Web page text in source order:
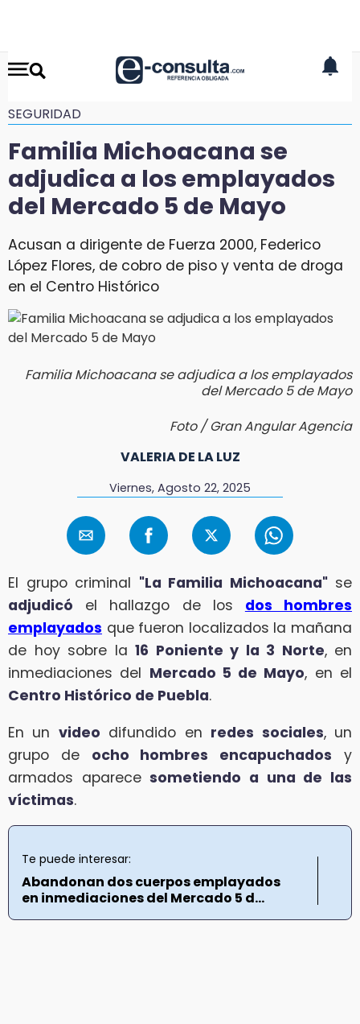
SEGURIDAD
Familia Michoacana se
adjudica a los emplayados
del Mercado 5 de Mayo
Acusan a dirigente de Fuerza 2000, Federico
López Flores, de cobro de piso y venta de droga
en el Centro Histórico
Familia Michoacana se adjudica a los emplayados
del Mercado 5 de Mayo
Foto / Gran Angular Agencia
VALERIA DE LA LUZ
Viernes, Agosto 22, 2025
El grupo criminal "La Familia Michoacana"se
adjudicó el hallazgo de los dos hombres
emplayados que fueron localizados la mañana
de hoy sobre la 16 Poniente y la 3 Norte, en
inmediaciones del Mercado 5 de Mayo, en el
Centro Histórico de Puebla.
En un video difundido en redes sociales, un
grupo de ocho hombres encapuchados y
armados aparecesometiendo a una de las
víctimas.
Te puede interesar:
Abandonan dos cuerpos emplayados
en inmediaciones del Mercado 5 d...